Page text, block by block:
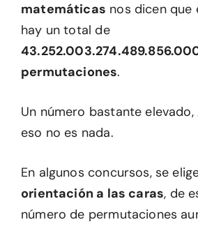
matemáticas nos dicen que
hay un total de
permutaciones.
Un número bastante elevado,
eso no es nada.
En algunos concursos, se
orientación a las caras, de
número de permutaciones